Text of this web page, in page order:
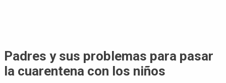
Padres y sus problemas para pasar
la cuarentena con los niños